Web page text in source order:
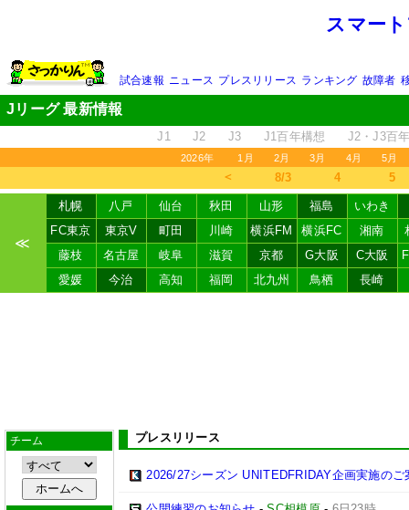
スマー
試合速報 ニュース プレスリリース ランキング 故障者
Jリーグ 最新情報
J1 J2 J3 J1百年構想 J2・J3百
2026年 1月 2月 3月 4月 5月
＜ 8/3 4 5
≪
札幌 八戸 仙台 秋田 山形 福島
いわき
FC東京
東京V 町田 川崎 横浜FM 横浜FC 湘南
藤枝
名古屋 岐阜 滋賀 京都 G大阪 C大阪
愛媛
今治 高知 福岡 北九州 鳥栖 長崎
チーム プレスリリース
2026/27シーズン UNITEDFRIDAY企画実施のご